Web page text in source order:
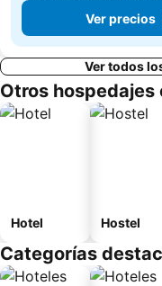
Ver precios
Ver todos
Otros hospedajes
Hotel Hostel
Categorías